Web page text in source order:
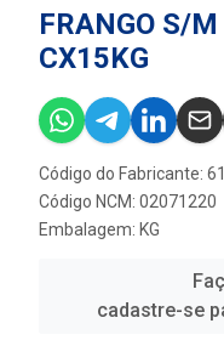
FRANGO S/
CX15KG
Código do Fabricante:
Código NCM: 02071220
Embalagem: KG
cadastre-se